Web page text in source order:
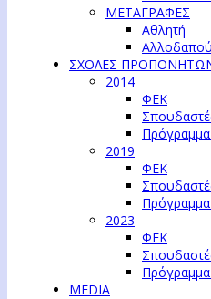
ΜΕΤΑΓΡΑΦΕΣ
Αθλητή
ΣΧΟΛΕΣ
2014
ΦΕΚ
2019
ΦΕΚ
2023
ΦΕΚ
MEDIA